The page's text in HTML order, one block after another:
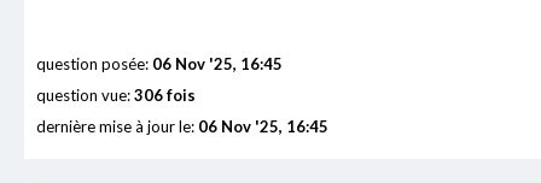
question posée: 06 Nov '25, 16:45
question vue:306 fois
dernière mise à jour le: 06 Nov '25, 16:45